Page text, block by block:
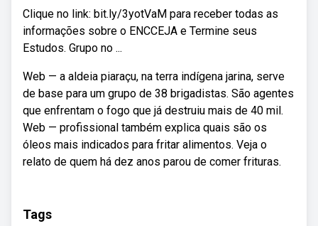
Clique no link: bit.ly/3yotVaM para receber todas as
informações sobre o ENCCEJA e Termine seus
Estudos. Grupo no ...
Web — a aldeia piaraçu, na terra indígena jarina, serve
de base para um grupo de 38 brigadistas. São agentes
que enfrentam o fogo que já destruiu mais de 40 mil.
Web — profissional também explica quais são os
óleos mais indicados para fritar alimentos. Veja o
relato de quem há dez anos parou de comer frituras.
Tags